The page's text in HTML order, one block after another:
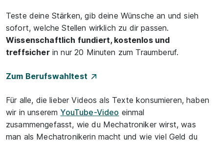
Teste deine Stärken, gib deine Wünsche an und sieh
sofort, welche Stellen wirklich zu dir passen.
Wissenschaftlich fundiert, kostenlos und
treffsicherin nur 20 Minuten zum Traumberuf.
Zum Berufswahltest
Für alle, die lieber Videos als Texte konsumieren, haben
wir in unserem YouTube-Video einmal
zusammengefasst, wie du Mechatroniker wirst, was
man als Mechatronikerin macht und wie viel Geld du